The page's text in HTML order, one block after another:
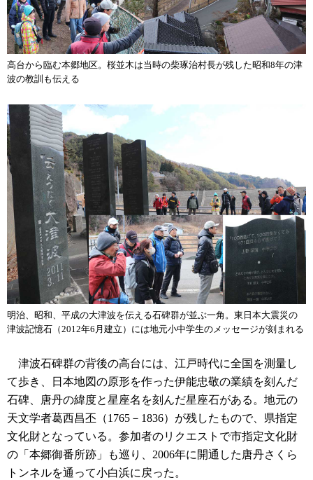
高台から臨む本郷地区。桜並木は当時の柴琢治村長が残した昭和8年の津
波の教訓も伝える
明治、昭和、平成の大津波を伝える石碑群が並ぶ一角。東日本大震災の
津波記憶石（2012年6月建立）には地元小中学生のメッセージが刻まれる
津波石碑群の背後の高台には、江戸時代に全国を測量し
て歩き、日本地図の原形を作った伊能忠敬の業績を刻んだ
石碑、唐丹の緯度と星座名を刻んだ星座石がある。地元の
天文学者葛西昌丕（1765－1836）が残したもので、県指定
文化財となっている。参加者のリクエストで市指定文化財
の「本郷御番所跡」も巡り、2006年に開通した唐丹さくら
トンネルを通って小白浜に戻った。